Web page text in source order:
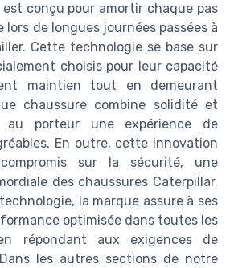
est conçu pour amortir chaque pas
de longues journées passées à
Cette technologie se base sur
choisis pour leur capacité
maintien tout en demeurant
chaussure combine solidité et
au porteur une expérience de
En outre, cette innovation
sur la sécurité, une
des chaussures Caterpillar.
la marque assure à ses
optimisée dans toutes les
répondant aux exigences de
les autres sections de notre